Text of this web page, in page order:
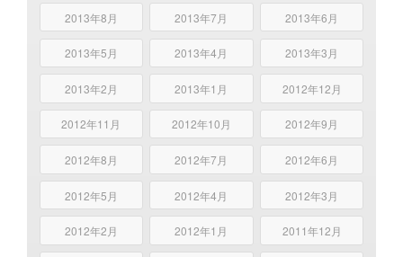
2013年8月 2013年7月 2013年6月
2013年5月 2013年4月 2013年3月
2013年2月 2013年1月 2012年12月
2012年11月 2012年10月 2012年9月
2012年8月 2012年7月 2012年6月
2012年5月 2012年4月 2012年3月
2012年2月 2012年1月 2011年12月